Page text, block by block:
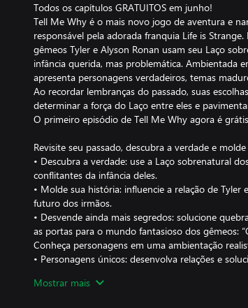
Todos os capítulos GRATUITOS em junho!
Tell Me Why é o mais novo jogo de aventura e
responsável pela adorada franquia Life is
gêmeos Tyler e Alyson Ronan usam seu Laço
infância querida, mas problemática. Ambientada
apresenta personagens verdadeiros, temas
Ao recordar lembranças do passado, suas
determinar a força do Laço entre eles e
O primeiro episódio de Tell Me Why agora é
Revisite seu passado, descubra a verdade e
• Descubra a verdade: use a Laço sobrenatural
conflitantes da infância deles.
• Molde sua história: influencie a relação de
futuro dos irmãos.
• Desvende ainda mais segredos: solucione
as portas para o mundo fantasioso dos gêmeos:
Conheça personagens em uma ambientação
• Personagens únicos: desenvolva relações e
• O esplendor do Alaska: explore locais de uma
Mostrar mais